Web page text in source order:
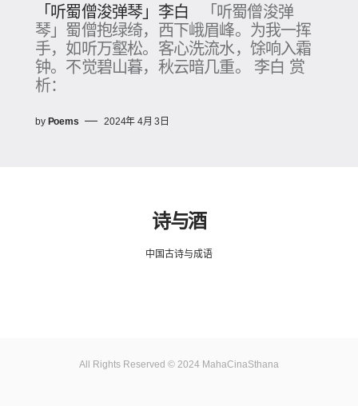
「听蜀僧浚弹琴」李白
「听蜀僧浚弹
琴」蜀僧抱绿绮，西下峨眉峰。为我一挥
手，如听万壑松。客心洗流水，馀响入霜
钟。不觉碧山暮，秋云暗几重。 李白 赏
析：
by Poems 2024年 4月 3日
诗与酒
中国古诗与成语
All Rights Reserved © 2024 MahaCinaSthana